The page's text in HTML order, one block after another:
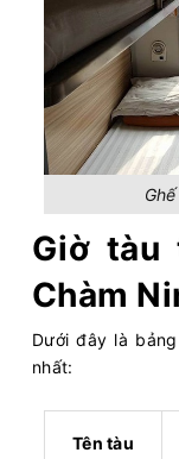
Giờ tàu
Chàm
Dưới đây là
nhất:
Tên tàu